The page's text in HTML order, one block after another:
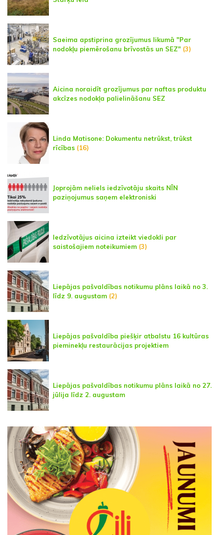
Saeima apstiprina grozījumus likumā "Par
nodokļu piemērošanu brīvostās un SEZ" (3)
Aicina noraidīt grozījumus par naftas produktu
akcīzes nodokļa palielināšanu SEZ
Linda Matisone: Dokumentu netrūkst, trūkst
rīcības (16)
Joprojām neliels iedzīvotāju skaits NĪN
paziņojumus saņem elektroniski
Iedzīvotājus aicina izteikt viedokli par
saistošajiem noteikumiem (3)
Liepājas pašvaldības notikumu plāns laikā no 3.
līdz 9. augustam (2)
Liepājas pašvaldība piešķir atbalstu 16 kultūras
pieminekļu restaurācijas projektiem
Liepājas pašvaldības notikumu plāns laikā no 27.
jūlija līdz 2. augustam